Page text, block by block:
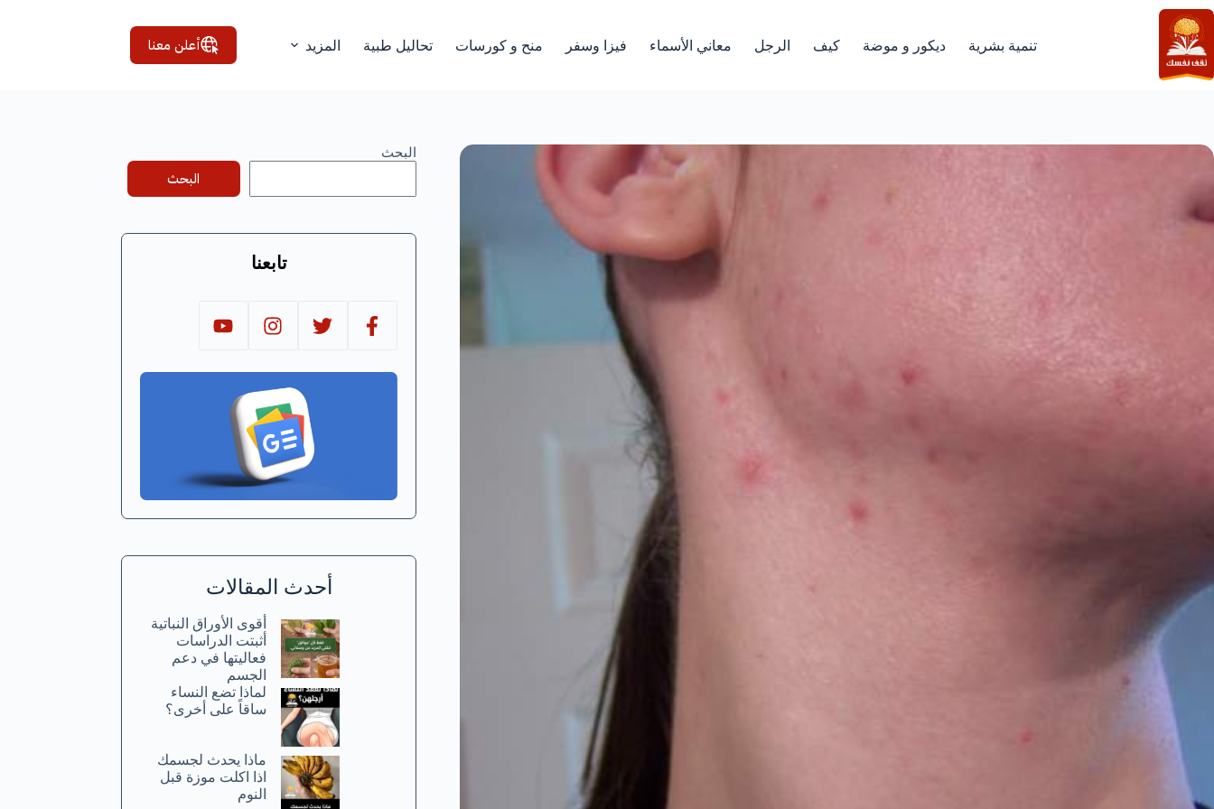
التجاوز
إلى
المحتوى
تنمية بشرية ديكور و موضة كيف الرجل معاني الأسماء فيزا وسفر منح و كورسات تحاليل طبية المزيد أعلن معنا
البحث
البحث
تابعنا
أحدث المقالات
أقوى الأوراق النباتية
أثبتت الدراسات
فعاليتها في دعم
الجسم
لماذا تضع النساء
ساقاً على أخرى؟
ماذا يحدث لجسمك
اذا اكلت موزة قبل
النوم